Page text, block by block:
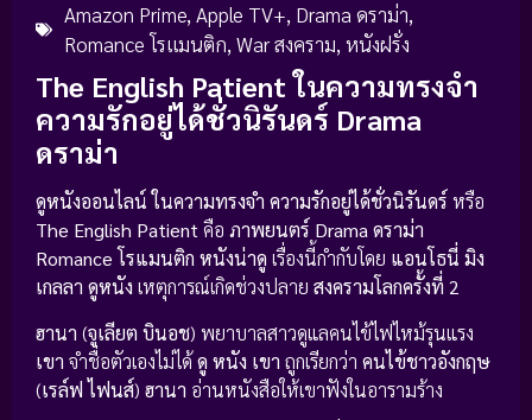
Amazon Prime, Apple TV+, Drama ดราม่า,
Romance โรแมนติก, War สงคราม, หนังฝรั่ง
The English Patient ในความทรงจำ
ความรักอยู่ได้ชั่วนิรันดร์ Drama
ดราม่า
ดูหนังออนไลน์ ในความทรงจำ ความรักอยู่ได้ชั่วนิรันดร์ หรือ
The English Patient คือ ภาพยนตร์ Drama ดราม่า
Romance โรแมนติก หนังน่าดู เรื่องนี้กำกับโดย แอนโธนี่ มิง
เกลลา ดูหนัง เหตุการณ์เกิดช่วงปลาย สงครามโลกครั้งที่ 2
ฮานา (จูเลียต บินอช) พยาบาลสาวดูแลคนไข้ไฟไหม้รุนแรง
เขา จำชื่อตัวเองไม่ได้ดู หนัง เขา ถูกเรียกว่า คนไข้ชาวอังกฤษ
(เรล์ฟ ไฟนส์) ฮานา อ่านหนังสือให้เขาฟังในอารามร้าง